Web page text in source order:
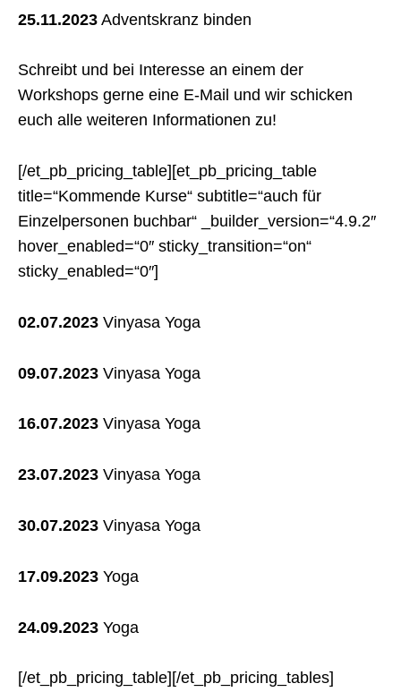
25.11.2023 Adventskranz binden
Schreibt und bei Interesse an einem der
Workshops gerne eine E-Mail und wir schicken
euch alle weiteren Informationen zu!
[/et_pb_pricing_table][et_pb_pricing_table
title=“Kommende Kurse“ subtitle=“auch für
Einzelpersonen buchbar“ _builder_version=“4.9.2″
hover_enabled=“0″ sticky_transition=“on“
sticky_enabled=“0″]
02.07.2023 Vinyasa Yoga
09.07.2023 Vinyasa Yoga
16.07.2023 Vinyasa Yoga
23.07.2023 Vinyasa Yoga
30.07.2023 Vinyasa Yoga
17.09.2023 Yoga
24.09.2023 Yoga
[/et_pb_pricing_table][/et_pb_pricing_tables]